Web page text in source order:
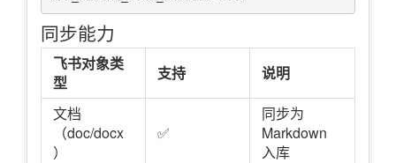
同步能力
飞书对象类
型
支持
说明
文档
（doc/docx
）
✅
同步为
Markdown
入库